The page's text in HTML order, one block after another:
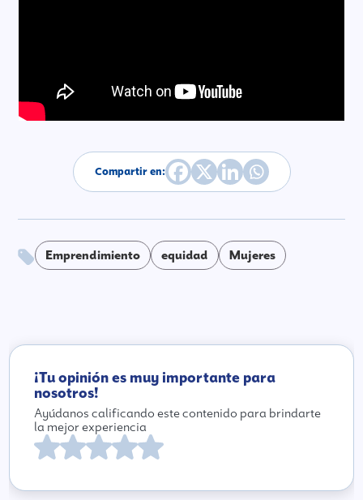
Compartir en:
Emprendimiento equidad Mujeres
¡Tu opinión es muy importante para
nosotros!
Ayúdanos calificando este contenido para brindarte
la mejor experiencia